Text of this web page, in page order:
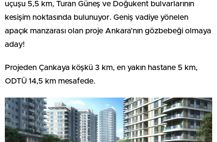
uçuşu 5,5 km, Turan Güneş ve Doğukent bulvarlarının
kesişim noktasında bulunuyor. Geniş vadiye yönelen
apaçık manzarası olan proje Ankara’nın gözbebeği olmaya
aday!
Projeden Çankaya köşkü 3 km, en yakın hastane 5 km,
ODTÜ 14,5 km mesafede.